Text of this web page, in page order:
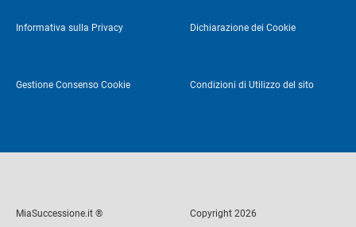
Informativa sulla Privacy Dichiarazione dei Cookie
Gestione Consenso Cookie Condizioni di Utilizzo del sito
MiaSuccessione.it ® Copyright 2026